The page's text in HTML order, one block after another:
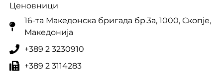
Ценовници
16-та Македонска бригада бр.3a, 1000, Скопје,
Македонија
+389 2 3230910
+389 2 3114283